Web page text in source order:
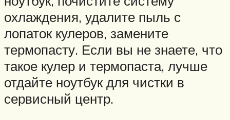
охлаждения, удалите пыль с
лопаток кулеров, замените
термопасту. Если вы не знаете, что
такое кулер и термопаста, лучше
отдайте ноутбук для чистки в
сервисный центр.